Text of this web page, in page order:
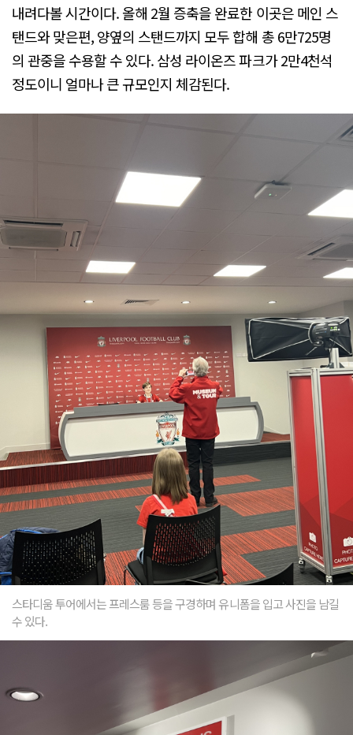
내려다볼 시간이다. 올해 2월 증축을 완료한 이곳은 메인 스
탠드와 맞은편, 양옆의 스탠드까지 모두 합해 총 6만725명
의 관중을 수용할 수 있다. 삼성 라이온즈 파크가 2만4천석
정도이니 얼마나 큰 규모인지 체감된다.
스타디움 투어에서는 프레스룸 등을 구경하며 유니폼을 입고 사진을 남길
수 있다.